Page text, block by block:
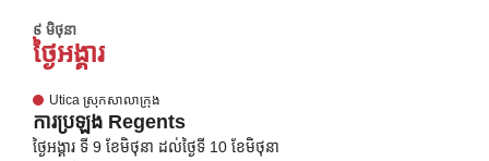
៩ មិថុនា
ថ្ងៃអង្គារ
Utica ស្រុកសាលាក្រុង
ការប្រឡង Regents
ថ្ងៃអង្គារ ទី 9 ខែមិថុនា ដល់ថ្ងៃទី 10 ខែមិថុនា